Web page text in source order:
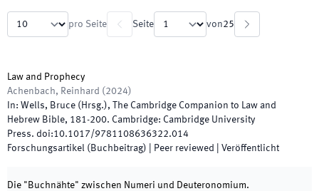
pro Seite Seite von25
Law and Prophecy
Achenbach, Reinhard ( 2024)
In: Wells, Bruce ( Hrsg.),
The Cambridge Companion to Law and
Hebrew Bible, 181-200. Cambridge: Cambridge University
Press. doi:10.1017/9781108636322.014
Forschungsartikel (Buchbeitrag) | Peer reviewed Veröffentlicht
Die "Buchnähte" zwischen Numeri und Deuteronomium.